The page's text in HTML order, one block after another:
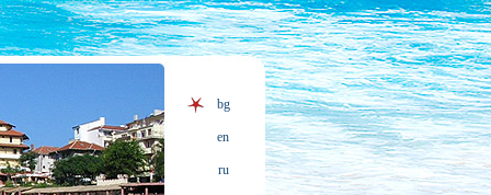
bg
en
ru